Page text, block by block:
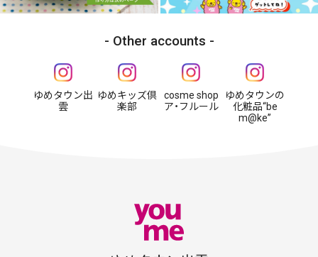
Other accounts
ゆめタウン出
雲
ゆめキッズ倶
楽部
cosme shop
ア・フルール
ゆめタウンの
化粧品“be
m@ke”